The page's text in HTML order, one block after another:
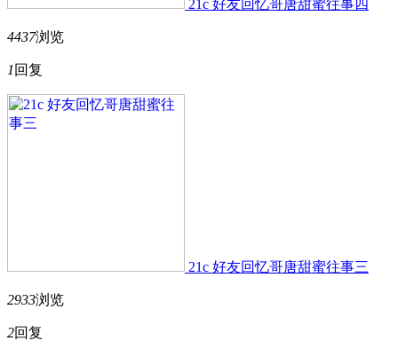
21c 好友回忆哥唐甜蜜往事四
4437浏览
1 回复
21c 好友回忆哥唐甜蜜往事三
2933浏览
2回复